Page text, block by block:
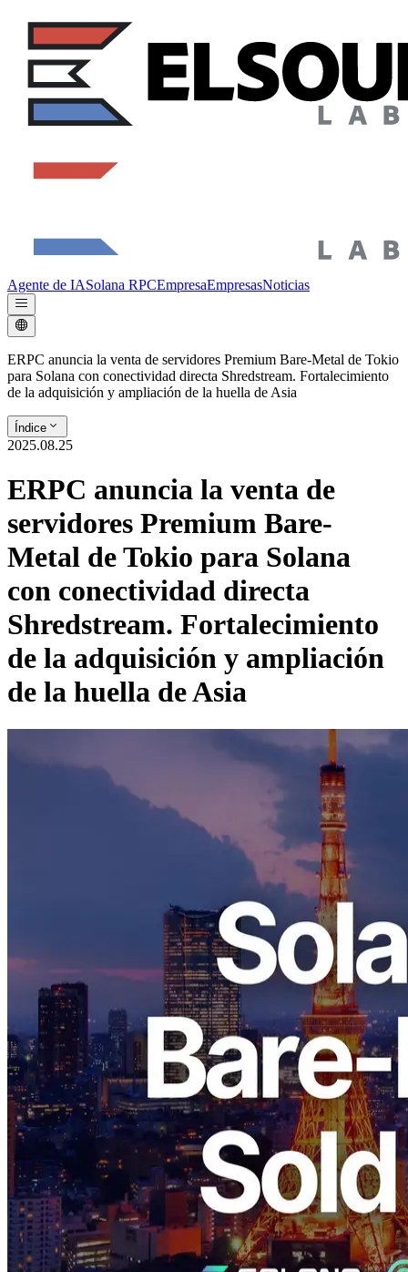
Agente de IASolana RPCEmpresaEmpresasNoticias
ERPC anuncia la venta de servidores Premium Bare-Metal de Tokio
para Solana con conectividad directa Shredstream. Fortalecimiento
de la adquisición y ampliación de la huella de Asia
Índice
2025.08.25
ERPC anuncia la venta de
servidores Premium Bare-
Metal de Tokio para Solana
con conectividad directa
Shredstream. Fortalecimiento
de la adquisición y ampliación
de la huella de Asia
ELSOUL LABO B.V. (sede: Ámsterdam, Países Bajos, CEO:
Fumitake Kawasaki) y Validators DAO anunciar que ERPCs línea
premium de servidores de bare metal en la región de Tokio se ha
agotado.
Apreciamos sinceramente su soporte continuo.
Antecedentes de la venta de Tokio
La demanda de Solana se está acelerando a través de Asia, y las
consultas para servidores de alto rendimiento en Tokio han
aumentado.
Aunque Japón es una nación isleña, una robusta red de cable
submarino y operaciones disciplinadas establecidas a lo largo de
muchos años ahora sustentan las comunicaciones de alta velocidad
de hoy.
Seguiremos fortaleciendo esta ubicación clave como uno de los
núcleos centrales de la red Solana a través de las mejoras y la
inversión en curso.